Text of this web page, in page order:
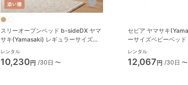
スリーオープンベッド b-sideDX ヤマ
サキ(Yamasaki) レギュラーサイズベ
ビーベッド
レンタル
10,230円 /30日 〜
セピア ヤマサキ(Yamasaki) レギュラ
ーサイズベビーベッド
レンタル
12,067円 /30日 〜